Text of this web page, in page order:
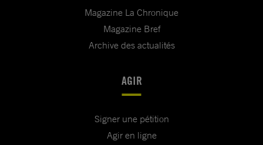
Magazine La Chronique
Magazine Bref
Archive des actualités
AGIR
Signer une pétition
Agir en ligne